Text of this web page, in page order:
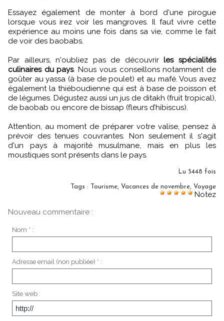
Essayez également de monter à bord d'une pirogue
lorsque vous irez voir les mangroves. Il faut vivre cette
expérience au moins une fois dans sa vie, comme le fait
de voir des baobabs.
Par ailleurs, n'oubliez pas de découvrirles spécialités
culinaires du pays. Nous vous conseillons notamment de
goûter au yassa (à base de poulet) et au mafé. Vous avez
également la thiéboudienne qui est à base de poisson et
de légumes. Dégustez aussi un jus de ditakh (fruit tropical),
de baobab ou encore de bissap (fleurs d’hibiscus).
Attention, au moment de préparer votre valise, pensez à
prévoir des tenues couvrantes. Non seulement il s'agit
d'un pays à majorité musulmane, mais en plus les
moustiques sont présents dans le pays.
Lu 5448 fois
Tags : Tourisme, Vacances de novembre, Voyage
Notez
Nouveau commentaire :
Nom * :
Adresse email (non publiée) * :
Site web :